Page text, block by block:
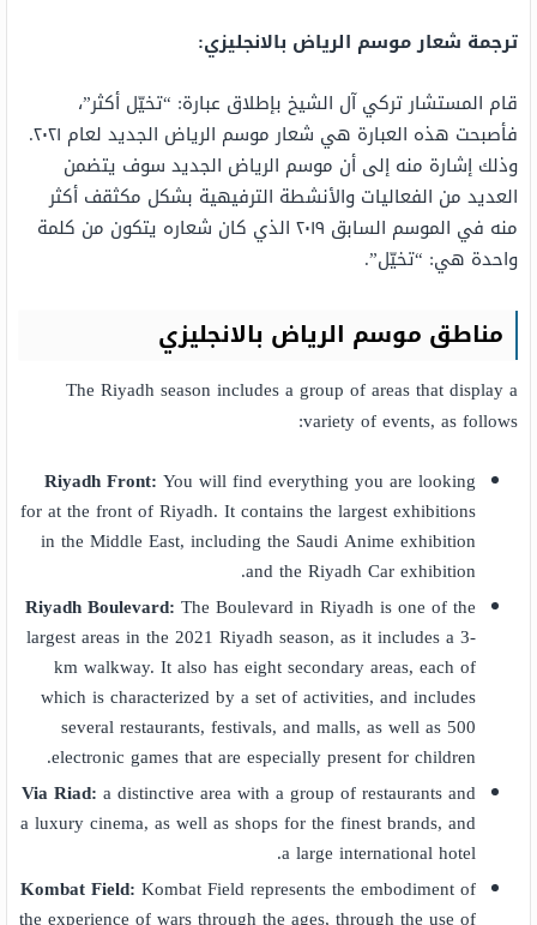
ترجمة شعار موسم الرياض بالانجليزي:
قام المستشار تركي آل الشيخ بإطلاق عبارة: “تخيّل أكثر”،
فأصبحت هذه العبارة هي شعار موسم الرياض الجديد لعام ٢٠٢١.
وذلك إشارة منه إلى أن موسم الرياض الجديد سوف يتضمن
العديد من الفعاليات والأنشطة الترفيهية بشكل مكثقف أكثر
منه في الموسم السابق ٢٠١٩ الذي كان شعاره يتكون من كلمة
واحدة هي: “تخيّل”.
مناطق موسم الرياض بالانجليزي
The Riyadh season includes a group of areas that display a
variety of events, as follows:
Riyadh Front: You will find everything you are looking
for at the front of Riyadh. It contains the largest exhibitions
in the Middle East, including the Saudi Anime exhibition
and the Riyadh Car exhibition.
Riyadh Boulevard: The Boulevard in Riyadh is one of the
largest areas in the 2021 Riyadh season, as it includes a 3-
km walkway. It also has eight secondary areas, each of
which is characterized by a set of activities, and includes
several restaurants, festivals, and malls, as well as 500
electronic games that are especially present for children.
Via Riad: a distinctive area with a group of restaurants and
a luxury cinema, as well as shops for the finest brands, and
a large international hotel.
Kombat Field: Kombat Field represents the embodiment of